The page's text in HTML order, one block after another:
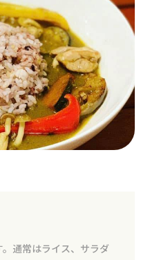
通常はライス、サラダ